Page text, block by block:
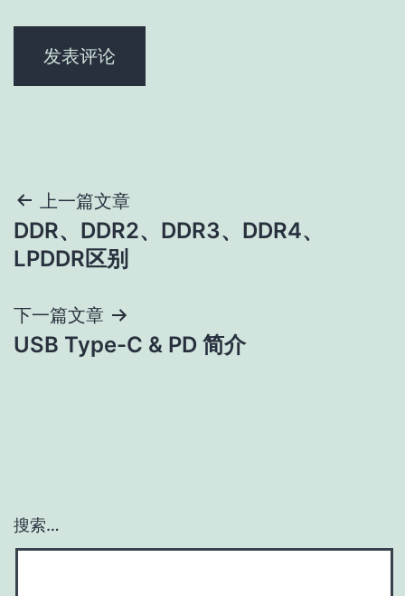
文
章
航
上一篇文章
DDR、DDR2、DDR3、DDR4、
LPDDR区别
下一篇文章
USB Type-C & PD 简介
搜索…